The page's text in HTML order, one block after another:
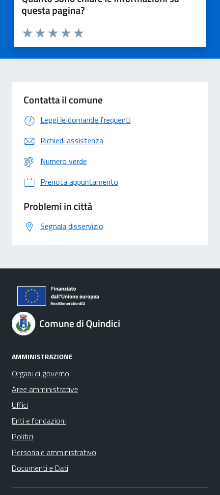
questa pagina?
Valuta 5 stelle su 5
Valuta 4 stelle su 5
Valuta 3 stelle su 5
Valuta 2 stelle su 5
Valuta 1 stelle su 5
Contatta il comune
Leggi le domande frequenti
Richiedi assistenza
Numero verde
Prenota appuntamento
Problemi in città
Segnala disservizio
Comune di Quindici
AMMINISTRAZIONE
Organi di governo
Aree amministrative
Uffici
Enti e fondazioni
Politici
Personale amministrativo
Documenti e Dati